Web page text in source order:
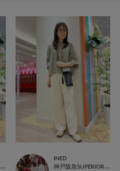
神戸阪急SUPERIORCLOSET
INED
神戸阪急SUPERIORCLOSET